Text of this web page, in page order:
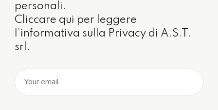
personali.
Cliccare qui per leggere
l’informativa sulla Privacy di A.S.T.
srl.